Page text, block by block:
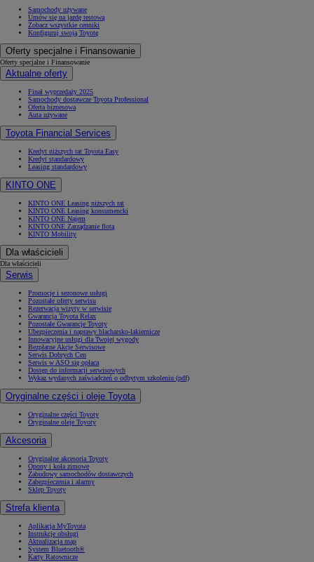
Samochody używane
Umów się na jazdę testową
Zobacz wszystkie cenniki
Konfiguruj swoją Toyotę
Oferty specjalne i Finansowanie
Oferty specjalne i Finansowanie
Aktualne oferty
Finał wyprzedaży 2025
Samochody dostawcze Toyota Professional
Oferta biznesowa
Auta używane
Toyota Financial Services
Kredyt niższych rat Toyota Easy
Kredyt standardowy
Leasing standardowy
KINTO ONE
KINTO ONE Leasing niższych rat
KINTO ONE Leasing konsumencki
KINTO ONE Najem
KINTO ONE Zarządzanie flotą
KINTO Mobility
Dla właścicieli
Dla właścicieli
Serwis
Promocje i sezonowe usługi
Pozostałe oferty serwisu
Rezerwacja wizyty w serwisie
Gwarancja Toyota Relax
Pozostałe Gwarancje Toyoty
Ubezpieczenia i naprawy blacharsko-lakiernicze
Innowacyjne usługi dla Twojej wygody
Bezpłatne Akcje Serwisowe
Serwis Dobrych Cen
Serwis w ASO się opłaca
Dostęp do informacji serwisowych
Wykaz wydanych zaświadczeń o odbytym szkoleniu (pdf)
Oryginalne części i oleje Toyota
Oryginalne części Toyoty
Oryginalne oleje Toyoty
Akcesoria
Oryginalne akcesoria Toyoty
Opony i koła zimowe
Zabudowy samochodów dostawczych
Zabezpieczenia i alarmy
Sklep Toyoty
Strefa klienta
Aplikacja MyToyota
Instrukcje obsługi
Aktualizacja map
System Bluetooth®
Karty Ratownicze